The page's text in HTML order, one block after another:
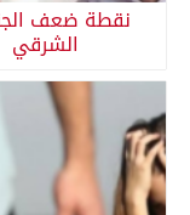
نقطة ضعف
الشرقي